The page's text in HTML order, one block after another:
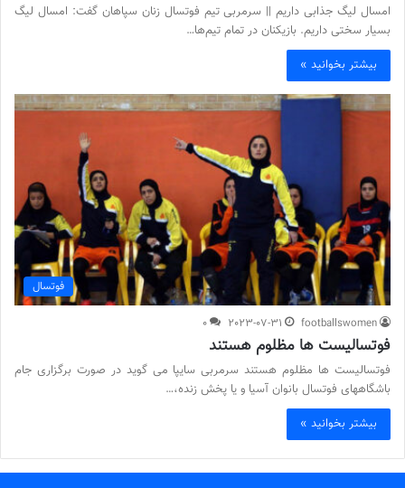
امسال لیگ جذابی داریم || سرمربی تیم فوتسال زنان سپاهان گفت: امسال لیگ
بسیار سختی داریم. بازیکنان در تمام تیم‌ها…
بیشتر بخوانید »
فوتسال
footballswomen
2023-07-31
0
فوتسالیست ها مظلوم هستند
فوتسالیست ها مظلوم هستند سرمربی سایپا می گوید در صورت برگزاری جام
باشگاههای فوتسال بانوان آسیا و یا پخش زنده،…
بیشتر بخوانید »